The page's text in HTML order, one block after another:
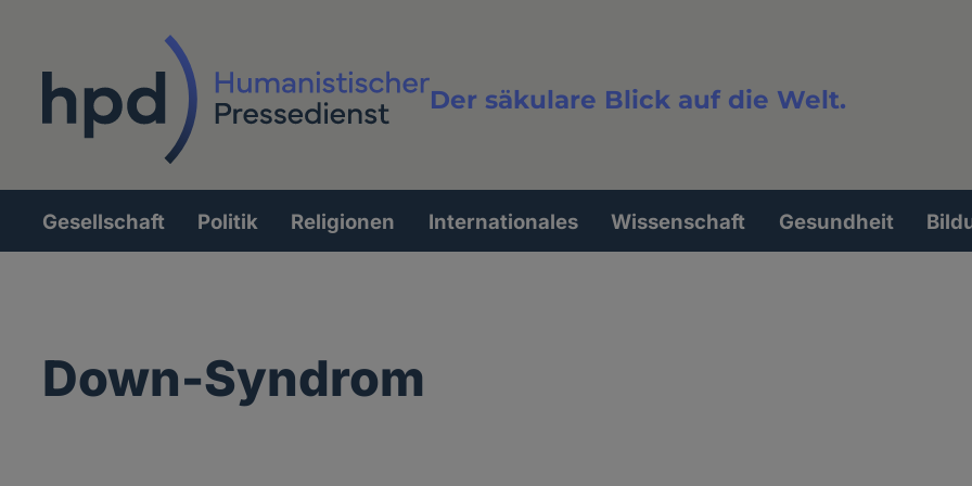
Der säkulare Blick auf die Welt.
Volltextsuche
Hauptnavigation
Gesellschaft Politik Religionen Internationales Wissenschaft Gesundheit
Down-Syndrom